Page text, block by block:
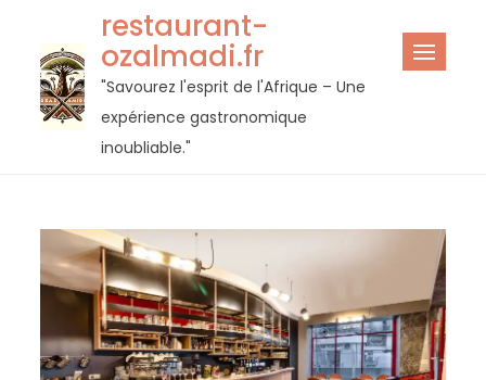
contenu
restaurant-
ozalmadi.fr
"Savourez l'esprit de l'Afrique – Une
expérience gastronomique
inoubliable."